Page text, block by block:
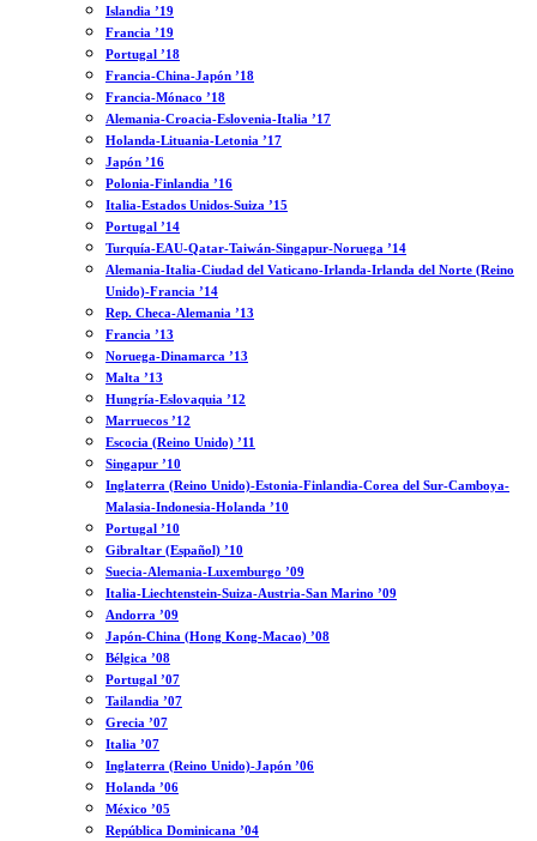
Islandia ’19
Francia ’19
Portugal ’18
Francia-China-Japón ’18
Francia-Mónaco ’18
Alemania-Croacia-Eslovenia-Italia ’17
Holanda-Lituania-Letonia ’17
Japón ’16
Polonia-Finlandia ’16
Italia-Estados Unidos-Suiza ’15
Portugal ’14
Turquía-EAU-Qatar-Taiwán-Singapur-Noruega ’14
Alemania-Italia-Ciudad del Vaticano-Irlanda-Irlanda del Norte (Reino
Unido)-Francia ’14
Rep. Checa-Alemania ’13
Francia ’13
Noruega-Dinamarca ’13
Malta ’13
Hungría-Eslovaquia ’12
Marruecos ’12
Escocia (Reino Unido) ’11
Singapur ’10
Inglaterra (Reino Unido)-Estonia-Finlandia-Corea del Sur-Camboya-
Malasia-Indonesia-Holanda ’10
Portugal ’10
Gibraltar (Español) ’10
Suecia-Alemania-Luxemburgo ’09
Italia-Liechtenstein-Suiza-Austria-San Marino ’09
Andorra ’09
Japón-China (Hong Kong-Macao) ’08
Bélgica ’08
Portugal ’07
Tailandia ’07
Grecia ’07
Italia ’07
Inglaterra (Reino Unido)-Japón ’06
Holanda ’06
México ’05
República Dominicana ’04